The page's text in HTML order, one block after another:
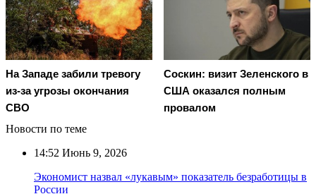
На Западе забили тревогу
из-за угрозы окончания
СВО
Соскин: визит Зеленского в
США оказался полным
провалом
Новости по теме
14:52 Июнь 9, 2026
Экономист назвал «лукавым» показатель безработицы в
России